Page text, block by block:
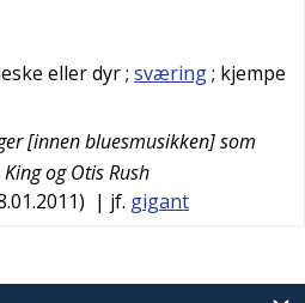
eller dyr; sværing; kjempe
[innen bluesmusikken] som
og Otis Rush
) | jf. gigant